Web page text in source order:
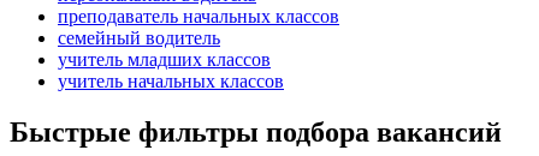
преподаватель начальных классов
семейный водитель
учитель младших классов
учитель начальных классов
Быстрые фильтры подбора вакансий